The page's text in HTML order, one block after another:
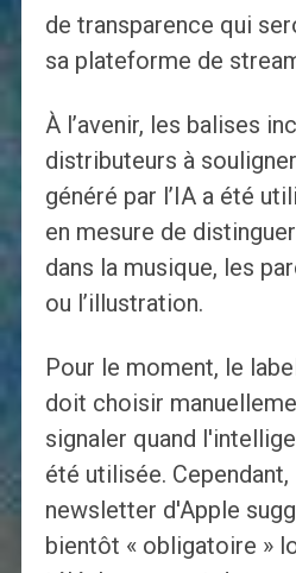
de transparence qui
sa plateforme de
À l’avenir, les balises
distributeurs à
généré par l’IA a été
en mesure de
dans la musique, les
ou l’illustration.
Pour le moment, le
doit choisir
signaler quand
été utilisée.
newsletter d'Apple
bientôt « obligatoire »